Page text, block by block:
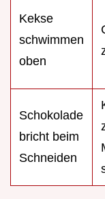
Kekse
schwimmen
oben
Schokolade
bricht beim
Schneiden